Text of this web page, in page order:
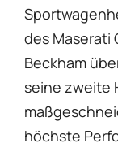
des Maserati
Beckham
seine zweite
höchste